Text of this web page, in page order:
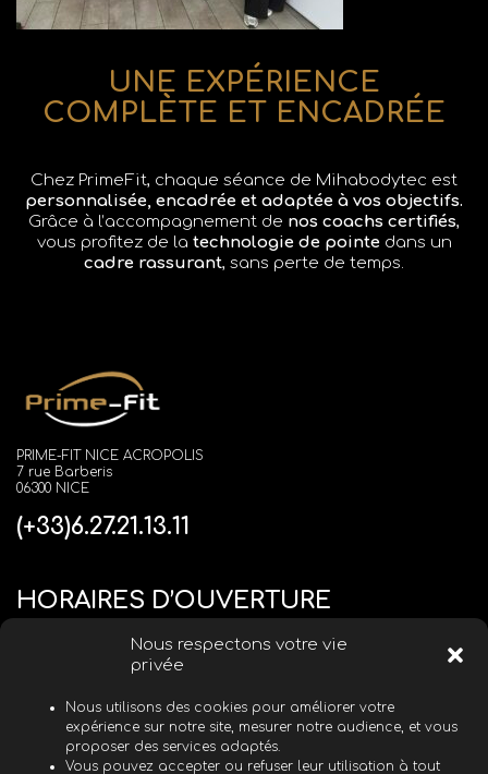
Nous respectons votre vie
privée
Nous utilisons des cookies pour améliorer votre
expérience sur notre site, mesurer notre audience, et vous
proposer des services adaptés.
Vous pouvez accepter ou refuser leur utilisation à tout
UNE EXPÉRIENCE
COMPLÈTE ET ENCADRÉE
Chez PrimeFit, chaque séance de Mihabodytec est
personnalisée, encadrée et adaptée à vos objectifs.
Grâce à l’accompagnement de nos coachs certifiés,
vous profitez de la technologie de pointe dans un
cadre rassurant, sans perte de temps.
PRIME-FIT NICE ACROPOLIS
7 rue Barberis
06300 NICE
(+33)6.27.21.13.11
HORAIRES D’OUVERTURE
du Lundi au Vendredi
08H00 - 20H00
Dimanche
FERMÉ